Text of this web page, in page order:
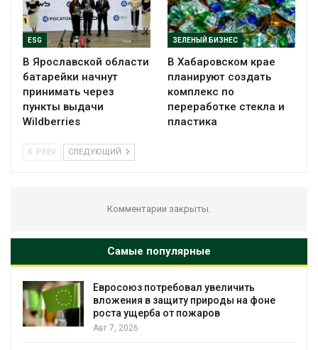
ESG
В Ярославской области
батарейки начнут
принимать через
пункты выдачи
Wildberries
ЗЕЛЕНЫЙ БИЗНЕС
В Хабаровском крае
планируют создать
комплекс по
переработке стекла и
пластика
PREV СЛЕДУЮЩИЙ
Комментарии закрыты.
Самые популярные
Евросоюз потребовал увеличить
вложения в защиту природы на фоне
роста ущерба от пожаров
Авг 7, 2026